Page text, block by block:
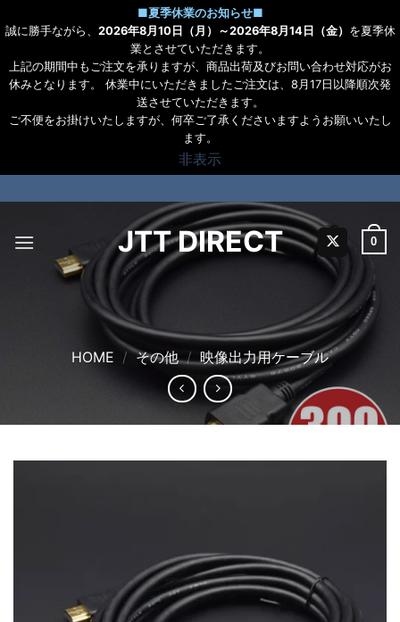
■夏季休業のお知らせ■
誠に勝手ながら、 2026年8月10日（月）～2026年8月14日（金） を夏季休
業とさせていただきます。
上記の期間中もご注文を承りますが、商品出荷及びお問い合わせ対応がお
休みとなります。 休業中にいただきましたご注文は、8月17日以降順次発
送させていただきます。
ご不便をお掛けいたしますが、何卒ご了承くださいますようお願いいたし
ます。
非表示
to
JTT DIRECT 0
HOME / その他 / 映像出力用ケーブル